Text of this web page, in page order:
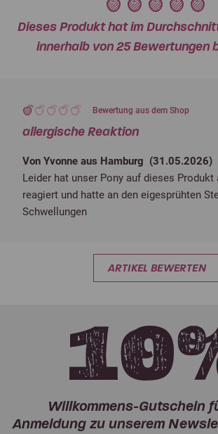
Dieses Produkt hat im
innerhalb von 25 Bewertungen
Bewertung aus dem Shop
allergische Reaktion
Von Yvonne aus Hamburg (31.05.2026)
Leider hat unser Pony auf dieses
reagiert und hatte an den eigesprühten
Schwellungen
ARTIKEL BEWERTEN
Willkommens-Gutschein
Anmeldung zu unserem